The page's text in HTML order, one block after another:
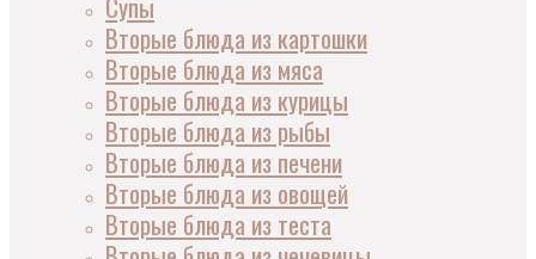
Вторые блюда из картошки
Вторые блюда из мяса
Вторые блюда из курицы
Вторые блюда из рыбы
Вторые блюда из печени
Вторые блюда из овощей
Вторые блюда из теста